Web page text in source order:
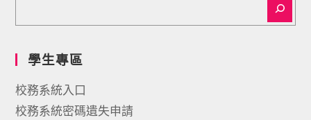
學生專區
校務系統入口
校務系統密碼遺失申請